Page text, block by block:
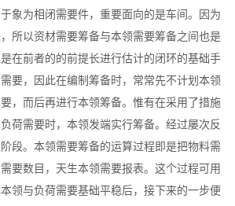
象为相闭需要件，重要面向的是车间。因为
所以资材需要筹备与本领需要筹备之间也是
在前者的的前提长进行估计的闭环的基础手
要，因此在编制筹备时，常常先不计划本领
，而后再进行本领筹备。惟有在采用了措施
荷需要时，本领发端实行筹备。经过屡次反
段。本领需要筹备的运算过程即是把物料需
要数目，天生本领需要报表。这个过程可用
领与负荷需要基础平稳后，接下来的一步便